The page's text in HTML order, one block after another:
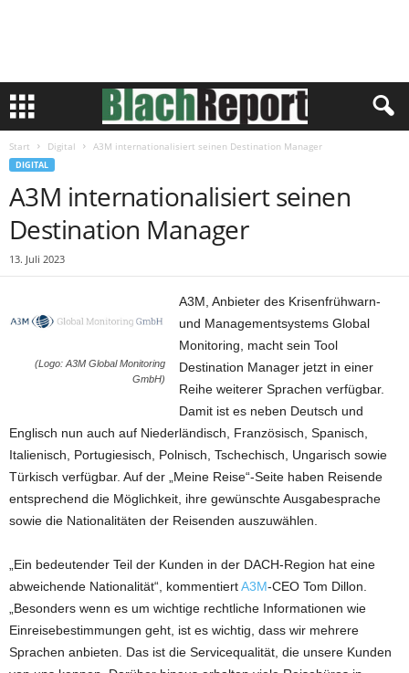
Start Digital A3M internationalisiert seinen Destination Manager
DIGITAL
A3M internationalisiert seinen
Destination Manager
13. Juli 2023
(Logo: A3M Global Monitoring
GmbH)
A3M, Anbieter des Krisenfrühwarn-
und Managementsystems Global
Monitoring, macht sein Tool
Destination Manager jetzt in einer
Reihe weiterer Sprachen verfügbar.
Damit ist es neben Deutsch und
Englisch nun auch auf Niederländisch, Französisch, Spanisch,
Italienisch, Portugiesisch, Polnisch, Tschechisch, Ungarisch sowie
Türkisch verfügbar. Auf der „Meine Reise“-Seite haben Reisende
entsprechend die Möglichkeit, ihre gewünschte Ausgabesprache
sowie die Nationalitäten der Reisenden auszuwählen.
„Ein bedeutender Teil der Kunden in der DACH-Region hat eine
abweichende Nationalität“, kommentiertA3M-CEO Tom Dillon.
„Besonders wenn es um wichtige rechtliche Informationen wie
Einreisebestimmungen geht, ist es wichtig, dass wir mehrere
Sprachen anbieten. Das ist die Servicequalität, die unsere Kunden